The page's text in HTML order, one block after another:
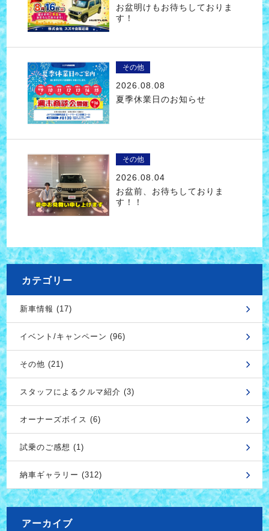
お盆明けもお待ちしておりま
す！
その他
2026.08.08
夏季休業日のお知らせ
その他
2026.08.04
お盆前、お待ちしておりま
す！！
カテゴリー
新車情報 (17)
イベント/キャンペーン (96)
その他 (21)
スタッフによるクルマ紹介 (3)
オーナーズボイス (6)
試乗のご感想 (1)
納車ギャラリー (312)
アーカイブ